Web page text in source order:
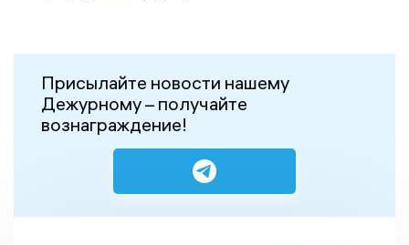
Присылайте новости нашему
Дежурному – получайте
вознаграждение!